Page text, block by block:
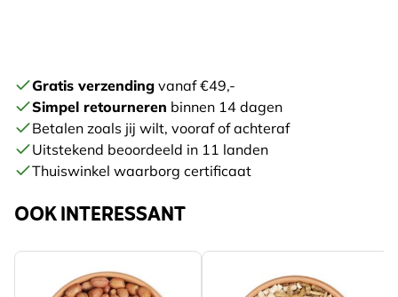
Gratis verzending vanaf €49,-
Simpel retourneren binnen 14 dagen
Betalen zoals jij wilt, vooraf of achteraf
Uitstekend beoordeeld in 11 landen
Thuiswinkel waarborg certificaat
OOK INTERESSANT